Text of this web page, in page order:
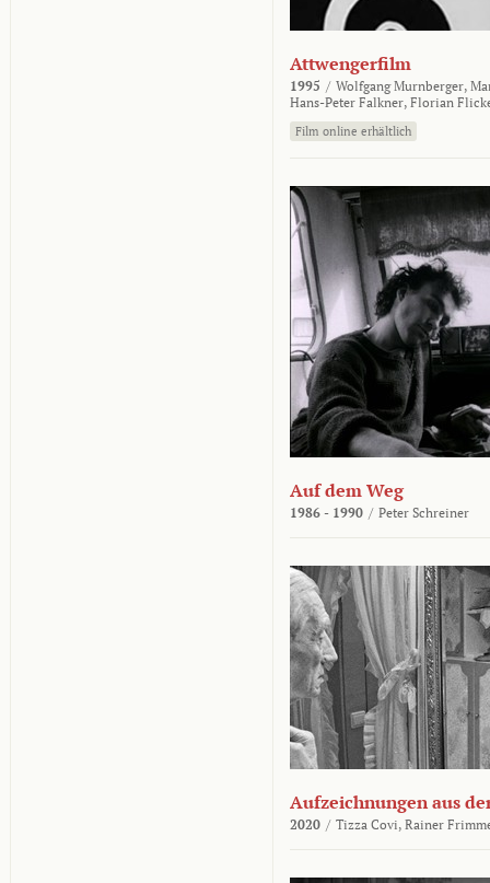
Attwengerfilm
1995 / Wolfgang Murnberger,
Hans-Peter Falkner, Florian
Film online erhältlich
Auf dem Weg
1986 - 1990 / Peter Schreiner
Aufzeichnungen aus
2020 / Tizza Covi, Rainer